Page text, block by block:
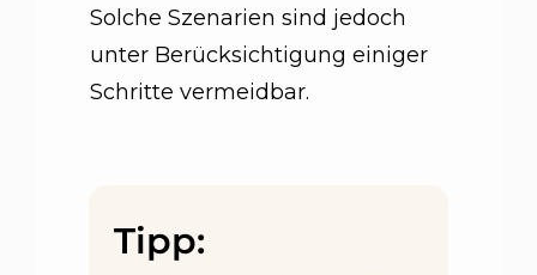
Solche Szenarien sind jedoch
unter Berücksichtigung einiger
Schritte vermeidbar.
Tipp: